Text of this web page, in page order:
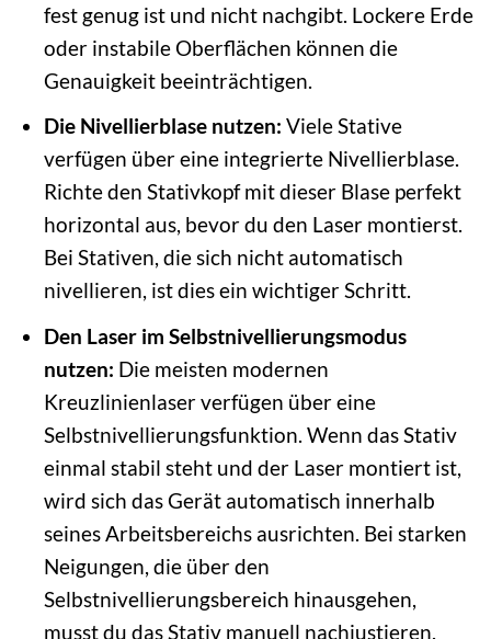
fest genug ist und nicht nachgibt. Lockere Erde
oder instabile Oberflächen können die
Genauigkeit beeinträchtigen.
Die Nivellierblase nutzen: Viele Stative
verfügen über eine integrierte Nivellierblase.
Richte den Stativkopf mit dieser Blase perfekt
horizontal aus, bevor du den Laser montierst.
Bei Stativen, die sich nicht automatisch
nivellieren, ist dies ein wichtiger Schritt.
Den Laser im Selbstnivellierungsmodus
nutzen: Die meisten modernen
Kreuzlinienlaser verfügen über eine
Selbstnivellierungsfunktion. Wenn das Stativ
einmal stabil steht und der Laser montiert ist,
wird sich das Gerät automatisch innerhalb
seines Arbeitsbereichs ausrichten. Bei starken
Neigungen, die über den
Selbstnivellierungsbereich hinausgehen,
musst du das Stativ manuell nachjustieren.